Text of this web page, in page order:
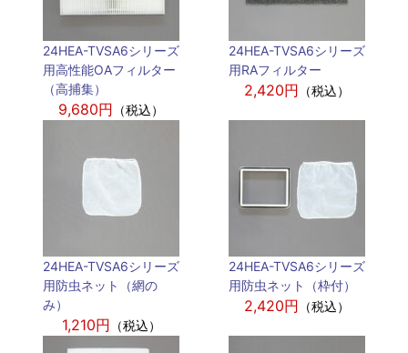
24HEA-TVSA6シリーズ
用高性能OAフィルター
（高捕集）
9,680円 （税込）
24HEA-TVSA6シリーズ
用RAフィルター
2,420円 （税込）
24HEA-TVSA6シリーズ
用防虫ネット（網の
み）
1,210円 （税込）
24HEA-TVSA6シリーズ
用防虫ネット（枠付）
2,420円 （税込）